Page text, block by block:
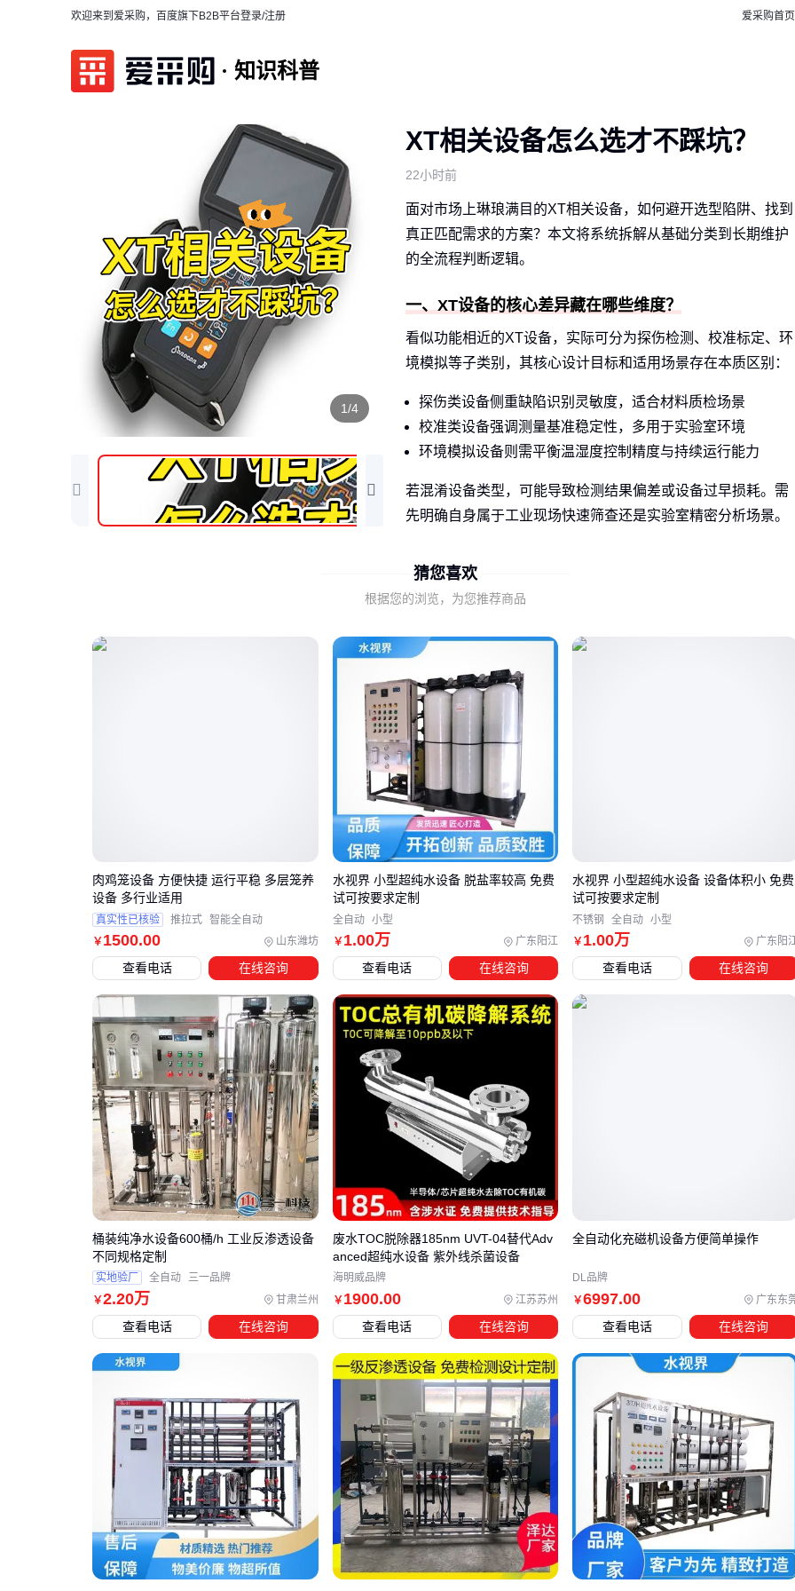
欢迎来到爱采购，百度旗下B2B平台登录/注册 爱采购首页
知识科普
1/4
XT相关设备怎么选才不踩坑？
22小时前
面对市场上琳琅满目的XT相关设备，如何避开选型陷阱、找到
真正匹配需求的方案？本文将系统拆解从基础分类到长期维护
的全流程判断逻辑。
一、XT设备的核心差异藏在哪些维度？
看似功能相近的XT设备，实际可分为探伤检测、校准标定、环
境模拟等子类别，其核心设计目标和适用场景存在本质区别：
探伤类设备侧重缺陷识别灵敏度，适合材料质检场景
校准类设备强调测量基准稳定性，多用于实验室环境
环境模拟设备则需平衡温湿度控制精度与持续运行能力
若混淆设备类型，可能导致检测结果偏差或设备过早损耗。需
先明确自身属于工业现场快速筛查还是实验室精密分析场景。
二、为什么参数表无法反映真实使用差异？
设备标称参数往往在理想条件下测得，实际应用中这些因素更
长期稳定性：实验室设备可能每周校准一次，而产线设备需
承受连续振动
环境兼容性：潮湿环境需关注密封等级，粉尘场所要注意散
热设计
人机交互效率：高频操作的设备应优先考虑界面逻辑而非峰
值精度
建议带着具体工况条件与供应商沟通，要求提供类似场景的验
证报告而非标准参数页。
三、工业检测与实验室场景如何匹配不同XT设备？
选择XT设备时，工业现场与实验室环境对设备的核心需求存在
本质差异。工业级探伤仪需要优先考虑防护等级和环境适应
性，而实验室分析设备则更注重测量精度和重复性。
工业流水线检测：需耐受震动、油污和温湿度波动，
超声探伤仪
实验室精密测量：总硫分析仪等需要恒温环境运行的设备，
应重点考察校准周期和标准物质兼容性
移动检修场景：手持式VOC检测仪
航能力和数据采集稳定性
奥林巴斯EPOCH XT 这类
若用于复合材料分层检测，则需要评估设备对异质界面的信号
校准类设备的选型关键在于量程覆盖与溯源体系：
线公差要求
标准器定期检定：喷油泵试验台
等设备需确认是否具备国
家计量院认可的校准证书
多参数同步校准：涉及压力、流量复合参数时，优先考虑模
块化设计的 xt测试系统
最终决策前，建议用实际样品进行48小时连续测试，验证设备
在拟用场景下的稳定性表现。这比单纯比较参数更能暴露潜在
适配问题。
猜您喜欢
根据您的浏览，为您推荐商品
￥ 1500.00 山东潍坊
肉鸡笼设备 方便快捷 运行平稳 多层笼养
设备 多行业适用
真实性已核验 推拉式 智能全自动
查看电话 在线咨询
￥ 1.00万 广东阳江
水视界 小型超纯水设备 脱盐率较高 免费
试可按要求定制
全自动 小型
查看电话 在线咨询
￥ 1.00万 广东阳
水视界 小型超纯水设备 设备体积小 免费
试可按要求定制
不锈钢 全自动 小型
查看电话 在线咨询
￥2.20万 甘肃兰州
桶装纯净水设备600桶/h 工业反渗透设备
不同规格定制
实地验厂 全自动 三一品牌
查看电话 在线咨询
￥ 1900.00 江苏苏州
废水TOC脱除器185nm UVT-04替代Adv
anced超纯水设备 紫外线杀菌设备
海明威品牌
查看电话 在线咨询
￥6997.00 广东东
全自动化充磁机设备方便简单操作
DL品牌
查看电话 在线咨询